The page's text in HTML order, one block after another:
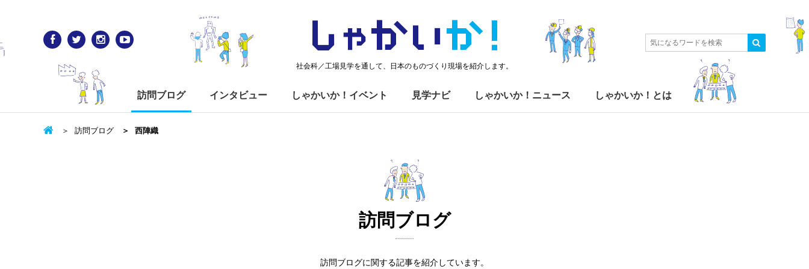
しゃかいか！
社会科／工場見学を通して、日本のものづくり現場を紹介します。
訪問ブログ インタビュー しゃかいか！イベント 見学ナビ しゃかいか！ニュース しゃかいか！とは
訪問ブログ 西陣織
訪問ブログ
訪問ブログに関する記事を紹介しています。